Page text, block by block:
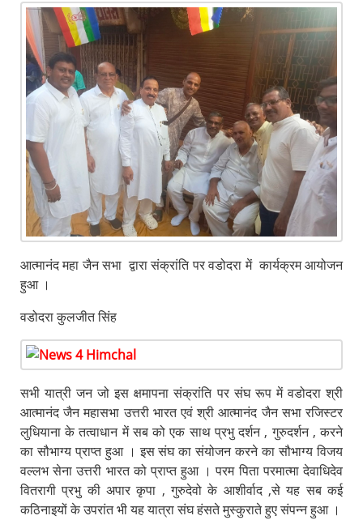
आत्मानंद महा जैन सभा द्वारा संक्रांति पर वडोदरा में कार्यक्रम आयोजन
हुआ ।
वडोदरा कुलजीत सिंह
सभी यात्री जन जो इस क्षमापना संक्रांति पर संघ रूप में वडोदरा श्री
आत्मानंद जैन महासभा उत्तरी भारत एवं श्री आत्मानंद जैन सभा रजिस्टर
लुधियाना के तत्वाधान में सब को एक साथ प्रभु दर्शन , गुरुदर्शन , करने
का सौभाग्य प्राप्त हुआ । इस संघ का संयोजन करने का सौभाग्य विजय
वल्लभ सेना उत्तरी भारत को प्राप्त हुआ । परम पिता परमात्मा देवाधिदेव
वितरागी प्रभु की अपार कृपा , गुरुदेवो के आशीर्वाद ,से यह सब कई
कठिनाइयों के उपरांत भी यह यात्रा संघ हंसते मुस्कुराते हुए संपन्न हुआ ।